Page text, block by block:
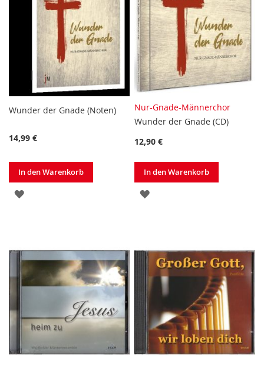
Wunder der Gnade (Noten)
14,99 €
In den Warenkorb
ZUR
Nur-Gnade-Männerchor
Wunder der Gnade (CD)
12,90 €
In den Warenkorb
ZUR